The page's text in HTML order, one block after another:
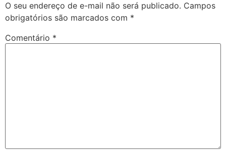
O seu endereço de e-mail não será publicado. Campos
obrigatórios são marcados com *
Comentário *